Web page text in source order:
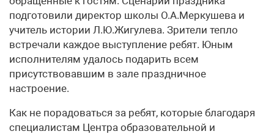
подготовили директор школы О.А.Меркушева и
учитель истории Л.Ю.Жигулева. Зрители тепло
встречали каждое выступление ребят. Юным
исполнителям удалось подарить всем
присутствовавшим в зале праздничное
настроение.
Как не порадоваться за ребят, которые благодаря
специалистам Центра образовательной и